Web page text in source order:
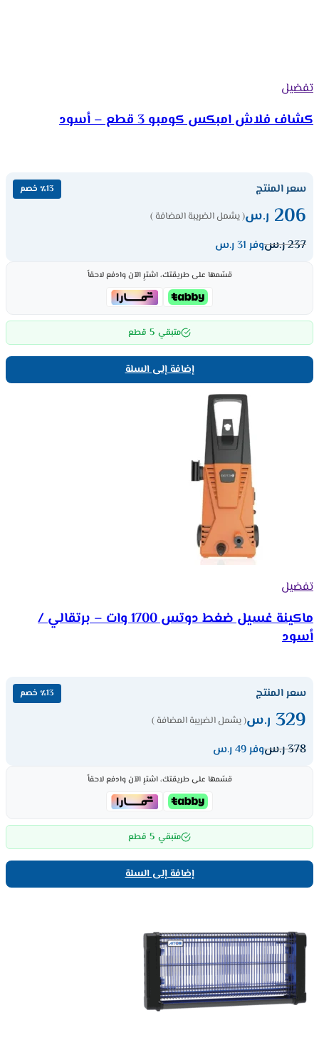
تفضيل
كشاف فلاش امبكس كومبو 3 قطع – أسود
سعر المنتج ٪13 خصم
206 ر.س( يشمل الضريبة المضافة )
237ر.سوفر 31 ر.س
قسّمها على طريقتك، اشترِ الآن وادفع لاحقاً
متبقي 5 قطع
إضافة إلى السلة
تفضيل
ماكينة غسيل ضغط دوتس 1700 وات – برتقالي /
أسود
سعر المنتج ٪13 خصم
329 ر.س( يشمل الضريبة المضافة )
378ر.سوفر 49 ر.س
قسّمها على طريقتك، اشترِ الآن وادفع لاحقاً
متبقي 5 قطع
إضافة إلى السلة